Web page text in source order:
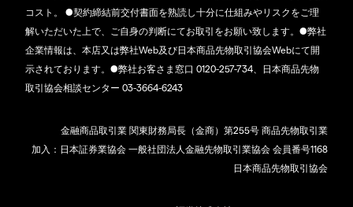
コスト。 ●契約締結前交付書面を熟読し十分に仕組みやリスクをご理
解いただいた上で、ご自身の判断にてお取引をお願い致します。●弊社
企業情報は、本店又は弊社Web及び日本商品先物取引協会Webにて開
示されております。●弊社お客さま窓口 0120-257-734、日本商品先物
取引協会相談センター 03-3664-6243
金融商品取引業 関東財務局長（金商）第255号 商品先物取引業
加入：日本証券業協会 一般社団法人金融先物取引業協会 会員番号1168
日本商品先物取引協会